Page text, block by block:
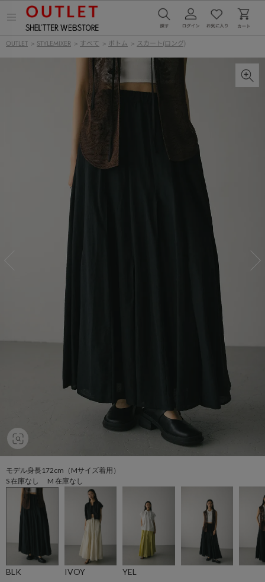
ー
を
OUTLET > STYLEMIXER > すべて > ボトム > スカート(ロング)
モデル身長172cm（Mサイズ着用）
S 在庫なし M 在庫なし
BLK IVOY YEL